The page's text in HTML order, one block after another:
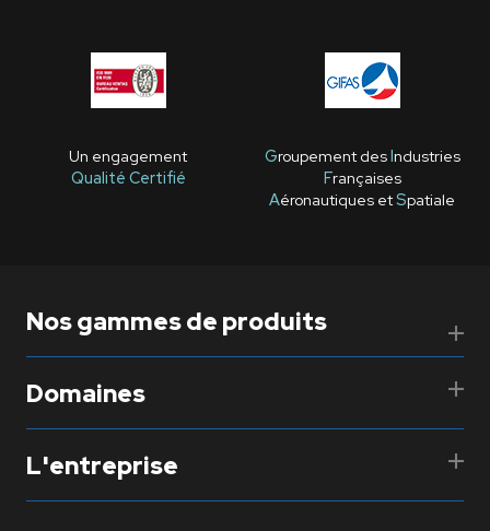
Un engagement
Qualité Certifié
Groupement desIndustries
Françaises
Aéronautiques etSpatiale
Nos gammes de produits
Domaines
L'entreprise